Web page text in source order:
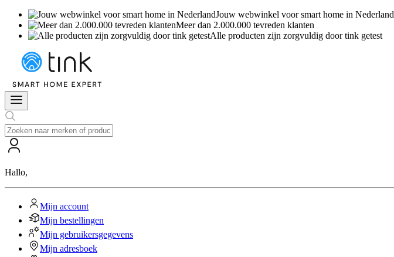
Jouw webwinkel voor smart home in Nederland
Meer dan 2.000.000 tevreden klanten
Alle producten zijn zorgvuldig door tink getest
Hallo,
Mijn account
Mijn bestellingen
Mijn gebruikersgegevens
Mijn adresboek